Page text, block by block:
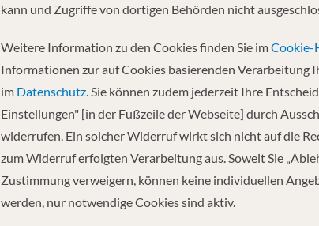
Schiff
ab / bis
Route
kann und Zugriffe von dortigen Behörden nicht
Weitere Information zu den Cookies finden Sie imCookie-
Informationen zur auf Cookies basierenden Verarbeitung
im Datenschutz.Sie können zudem jederzeit Ihre
Einstellungen" [in der Fußzeile der Webseite] durch
widerrufen. Ein solcher Widerruf wirkt sich nicht auf die
zum Widerruf erfolgten Verarbeitung aus. Soweit Sie
Zustimmung verweigern, können keine individuellen
werden, nur notwendige Cookies sind aktiv.